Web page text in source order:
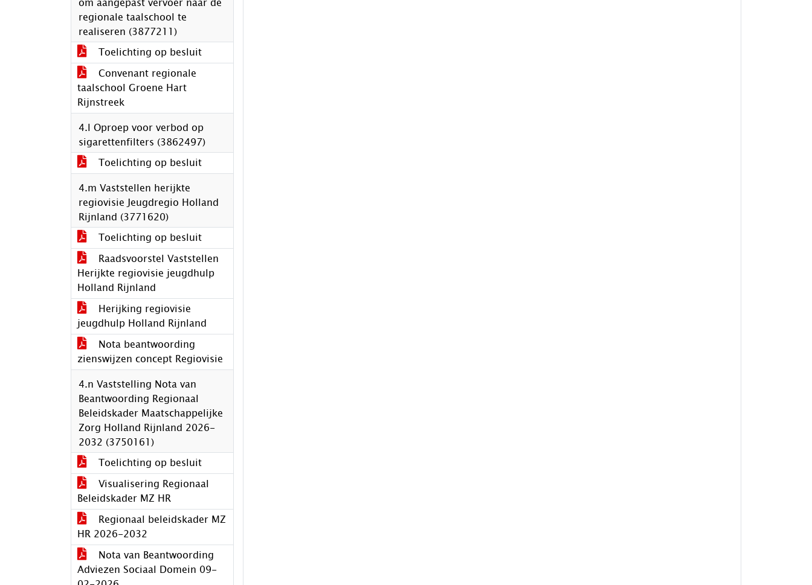
regionale taalschool te
realiseren (3877211)
Toelichting op besluit
Convenant regionale
taalschool Groene Hart
Rijnstreek
4.l Oproep voor verbod op
sigarettenfilters (3862497)
Toelichting op besluit
4.m Vaststellen herijkte
regiovisie Jeugdregio Holland
Rijnland (3771620)
Toelichting op besluit
Raadsvoorstel Vaststellen
Herijkte regiovisie jeugdhulp
Holland Rijnland
Herijking regiovisie
jeugdhulp Holland Rijnland
Nota beantwoording
zienswijzen concept Regiovisie
4.n Vaststelling Nota van
Beantwoording Regionaal
Beleidskader Maatschappelijke
Zorg Holland Rijnland 2026-
2032 (3750161)
Toelichting op besluit
Visualisering Regionaal
Beleidskader MZ HR
Regionaal beleidskader MZ
HR 2026-2032
Nota van Beantwoording
Adviezen Sociaal Domein 09-